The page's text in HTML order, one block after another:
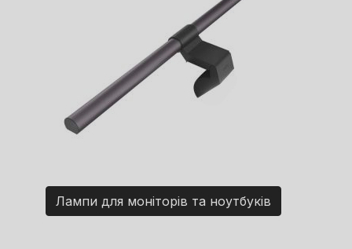
Лампи для моніторів та ноутбуків